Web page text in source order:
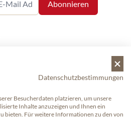
Marken ist eine
und Kundenservice stehen
Datenschutzbestimmungen
Besucherdaten platzieren, um unsere
Inhalte anzuzeigen und Ihnen ein
bieten. Für weitere Informationen zu den von